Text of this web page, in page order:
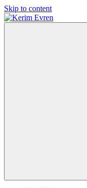
Skip to content